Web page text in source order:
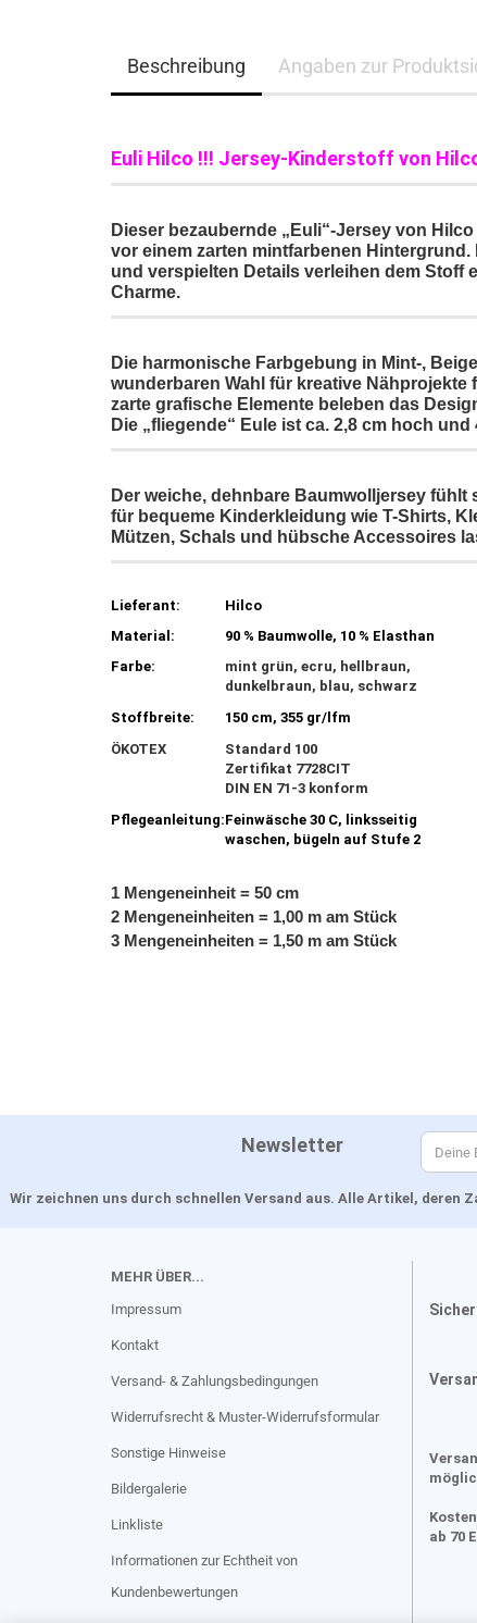
Beschreibung Angaben zur
Euli Hilco !!! Jersey-Kinderstoff von
Dieser bezaubernde „Euli“-Jersey von
vor einem zarten mintfarbenen
und verspielten Details verleihen dem
Charme.
Die harmonische Farbgebung in Mint-,
wunderbaren Wahl für kreative Nähprojekte
zarte grafische Elemente beleben das
Die „fliegende“ Eule ist ca. 2,8 cm hoch und
Der weiche, dehnbare Baumwolljersey
für bequeme Kinderkleidung wie T-Shirts,
Mützen, Schals und hübsche Accessoires
Lieferant:
Hilco
Material:
90 % Baumwolle, 10 % Elasthan
Farbe:
mint grün, ecru, hellbraun,
dunkelbraun, blau, schwarz
Stoffbreite:
150 cm, 355 gr/lfm
ÖKOTEX
Standard 100
Zertifikat 7728CIT
DIN EN 71-3 konform
Pflegeanleitung:Feinwäsche 30 C, linksseitig
waschen, bügeln auf Stufe 2
1 Mengeneinheit = 50 cm
2 Mengeneinheiten = 1,00 m am Stück
3 Mengeneinheiten = 1,50 m am Stück
Newsletter
Wir zeichnen uns durch schnellen Versand aus. Alle Artikel, deren
MEHR ÜBER...
Impressum
Kontakt
Versand- & Zahlungsbedingungen
Widerrufsrecht & Muster-Widerrufsformular
Sonstige Hinweise
Bildergalerie
Linkliste
Informationen zur Echtheit von
Kundenbewertungen
ab 70